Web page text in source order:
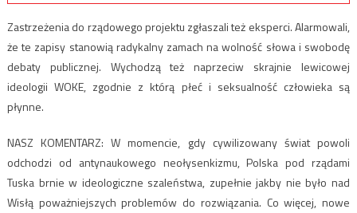
Zastrzeżenia do rządowego projektu zgłaszali też eksperci. Alarmowali,
że te zapisy stanowią radykalny zamach na wolność słowa i swobodę
debaty publicznej. Wychodzą też naprzeciw skrajnie lewicowej
ideologii WOKE, zgodnie z którą płeć i seksualność człowieka są
płynne.
NASZ KOMENTARZ: W momencie, gdy cywilizowany świat powoli
odchodzi od antynaukowego neołysenkizmu, Polska pod rządami
Tuska brnie w ideologiczne szaleństwa, zupełnie jakby nie było nad
Wisłą poważniejszych problemów do rozwiązania. Co więcej, nowe